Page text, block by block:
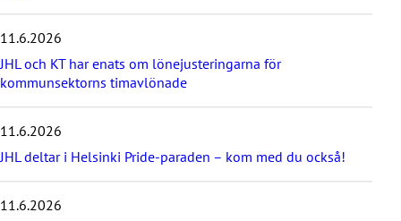
n
y
h
e
t
e
n
a
11.6.2026
JHL och KT har enats om lönejusteringarna för
kommunsektorns timavlönade
11.6.2026
JHL deltar i Helsinki Pride-paraden – kom med du också!
11.6.2026